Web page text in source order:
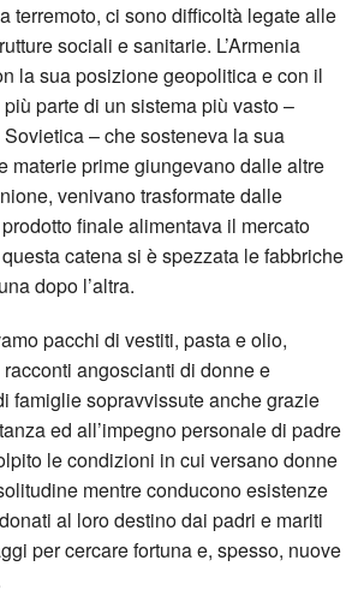
terremoto, ci sono difficoltà legate alle
sociali e sanitarie. L’Armenia
la sua posizione geopolitica e con il
parte di un sistema più vasto –
– che sosteneva la sua
materie prime giungevano dalle altre
venivano trasformate dalle
finale alimentava il mercato
catena si è spezzata le fabbriche
dopo l’altra.
pacchi di vestiti, pasta e olio,
angoscianti di donne e
famiglie sopravvissute anche grazie
ed all’impegno personale di padre
le condizioni in cui versano donne
mentre conducono esistenze
al loro destino dai padri e mariti
per cercare fortuna e, spesso, nuove